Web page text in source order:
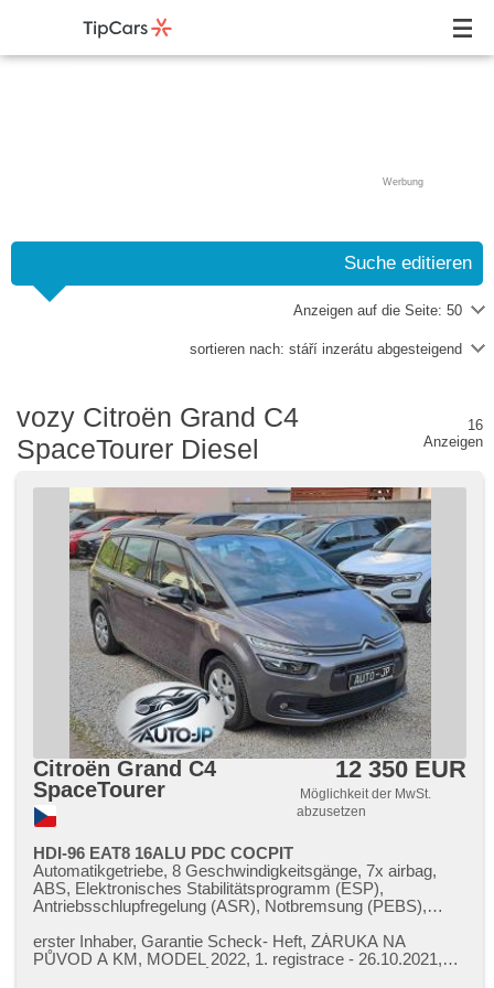
Werbung
Suche editieren
Anzeigen auf die Seite: 50
sortieren nach: stáří inzerátu abgesteigend
vozy Citroën Grand C4
SpaceTourer Diesel
16
Anzeigen
Citroën Grand C4
SpaceTourer
12 350 EUR
Möglichkeit der MwSt.
abzusetzen
HDI-96 EAT8 16ALU PDC COCPIT
Automatikgetriebe, 8 Geschwindigkeitsgänge, 7x airbag,
ABS, Elektronisches Stabilitätsprogramm (ESP),
Antriebsschlupfregelung (ASR), Notbremsung (PEBS),
Klimaanlage, Klimaautomatik, Tempomat, LED denní
svícení, Alufelgen, erfüllt 'EURO VI', Bordcomputer, hlasové
erster Inhaber,​ Garantie Scheck​- Heft,​ ZÁRUKA NA
PŮVOD A KM,​ MODEL 2022,​ 1. registrace ​- 26.10.2021,​